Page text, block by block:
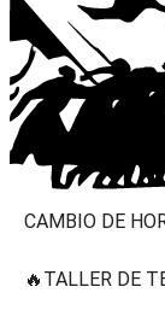
CAMBIO DE
🔥TALLER DE